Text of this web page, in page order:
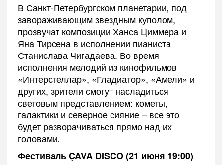
В Санкт-Петербургском планетарии, под
завораживающим звездным куполом,
прозвучат композиции Ханса Циммера и
Яна Тирсена в исполнении пианиста
Станислава Чигадаева. Во время
исполнения мелодий из кинофильмов
«Интерстеллар», «Гладиатор», «Амели» и
других, зрители смогут насладиться
световым представлением: кометы,
галактики и северное сияние – все это
будет разворачиваться прямо над их
головами.
Фестиваль ÇAVA DISCO (21 июня 19:00)